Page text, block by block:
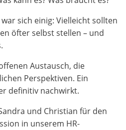
sich einig: Vielleicht sollten
öfter selbst stellen – und
Austausch, die
Perspektiven. Ein
definitiv nachwirkt.
und Christian für den
in unserem HR-